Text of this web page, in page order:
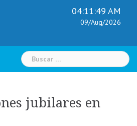
04:11:50 AM
09/Aug/2026
Buscar:
jubilares en